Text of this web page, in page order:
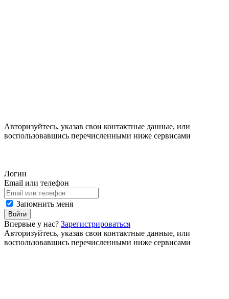
Авторизуйтесь, указав свои контактные данные, или
воспользовавшись перечисленными ниже сервисами
Логин
Email или телефон
Запомнить меня
Войти
Впервые у нас? Зарегистрироваться
Авторизуйтесь, указав свои контактные данные, или
воспользовавшись перечисленными ниже сервисами